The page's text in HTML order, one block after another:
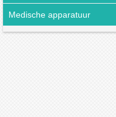
Medische apparatuur